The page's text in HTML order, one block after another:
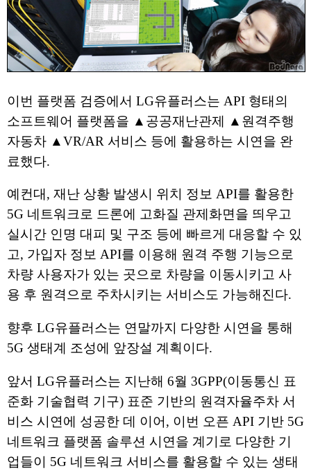
이번 플랫폼 검증에서 LG유플러스는 API 형태의
소프트웨어 플랫폼을 ▲공공재난관제 ▲원격주행
자동차 ▲VR/AR 서비스 등에 활용하는 시연을 완
료했다.
예컨대, 재난 상황 발생시 위치 정보 API를 활용한
5G 네트워크로 드론에 고화질 관제화면을 띄우고
실시간 인명 대피 및 구조 등에 빠르게 대응할 수 있
고, 가입자 정보 API를 이용해 원격 주행 기능으로
차량 사용자가 있는 곳으로 차량을 이동시키고 사
용 후 원격으로 주차시키는 서비스도 가능해진다.
향후 LG유플러스는 연말까지 다양한 시연을 통해
5G 생태계 조성에 앞장설 계획이다.
앞서 LG유플러스는 지난해 6월 3GPP(이동통신 표
준화 기술협력 기구) 표준 기반의 원격자율주차 서
비스 시연에 성공한 데 이어, 이번 오픈 API 기반 5G
네트워크 플랫폼 솔루션 시연을 계기로 다양한 기
업들이 5G 네트워크 서비스를 활용할 수 있는 생태